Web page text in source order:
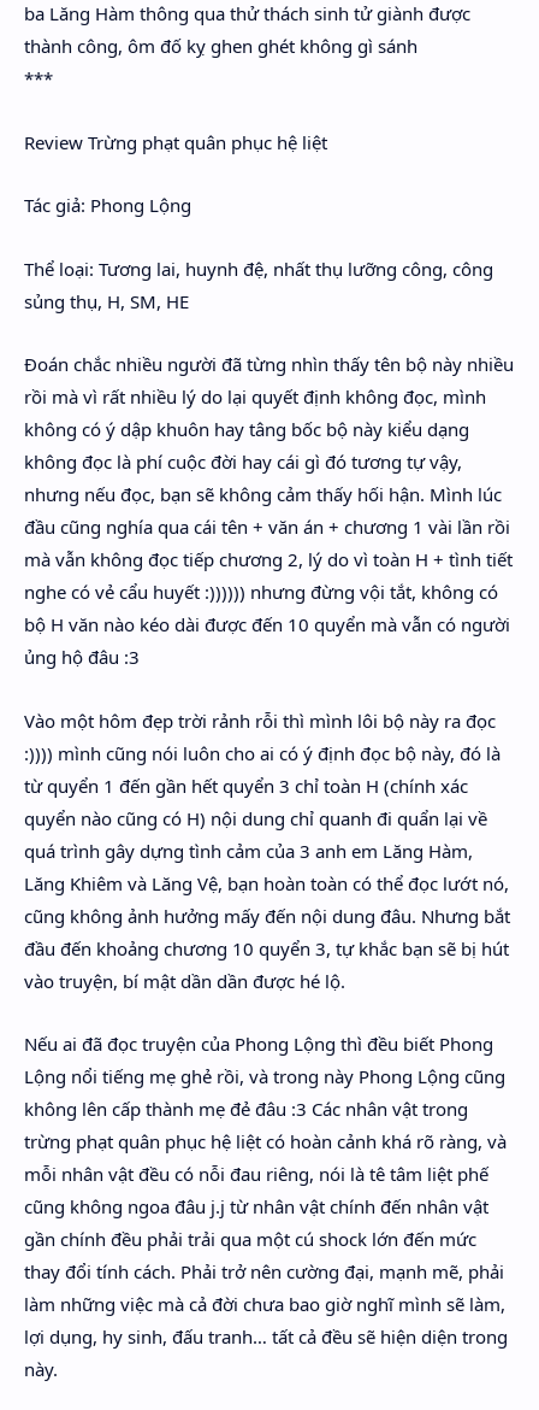
ba Lăng Hàm thông qua thử thách sinh tử giành được
thành công, ôm đố kỵ ghen ghét không gì sánh
***
Review Trừng phạt quân phục hệ liệt
Tác giả: Phong Lộng
Thể loại: Tương lai, huynh đệ, nhất thụ lưỡng công, công
sủng thụ, H, SM, HE
Đoán chắc nhiều người đã từng nhìn thấy tên bộ này nhiều
rồi mà vì rất nhiều lý do lại quyết định không đọc, mình
không có ý dập khuôn hay tâng bốc bộ này kiểu dạng
không đọc là phí cuộc đời hay cái gì đó tương tự vậy,
nhưng nếu đọc, bạn sẽ không cảm thấy hối hận. Mình lúc
đầu cũng nghía qua cái tên + văn án + chương 1 vài lần rồi
mà vẫn không đọc tiếp chương 2, lý do vì toàn H + tình tiết
nghe có vẻ cẩu huyết :)))))) nhưng đừng vội tắt, không có
bộ H văn nào kéo dài được đến 10 quyển mà vẫn có người
ủng hộ đâu :3
Vào một hôm đẹp trời rảnh rỗi thì mình lôi bộ này ra đọc
:)))) mình cũng nói luôn cho ai có ý định đọc bộ này, đó là
từ quyển 1 đến gần hết quyển 3 chỉ toàn H (chính xác
quyển nào cũng có H) nội dung chỉ quanh đi quẩn lại về
quá trình gây dựng tình cảm của 3 anh em Lăng Hàm,
Lăng Khiêm và Lăng Vệ, bạn hoàn toàn có thể đọc lướt nó,
cũng không ảnh hưởng mấy đến nội dung đâu. Nhưng bắt
đầu đến khoảng chương 10 quyển 3, tự khắc bạn sẽ bị hút
vào truyện, bí mật dần dần được hé lộ.
Nếu ai đã đọc truyện của Phong Lộng thì đều biết Phong
Lộng nổi tiếng mẹ ghẻ rồi, và trong này Phong Lộng cũng
không lên cấp thành mẹ đẻ đâu :3 Các nhân vật trong
trừng phạt quân phục hệ liệt có hoàn cảnh khá rõ ràng, và
mỗi nhân vật đều có nỗi đau riêng, nói là tê tâm liệt phế
cũng không ngoa đâu j.j từ nhân vật chính đến nhân vật
gần chính đều phải trải qua một cú shock lớn đến mức
thay đổi tính cách. Phải trở nên cường đại, mạnh mẽ, phải
làm những việc mà cả đời chưa bao giờ nghĩ mình sẽ làm,
lợi dụng, hy sinh, đấu tranh… tất cả đều sẽ hiện diện trong
này.